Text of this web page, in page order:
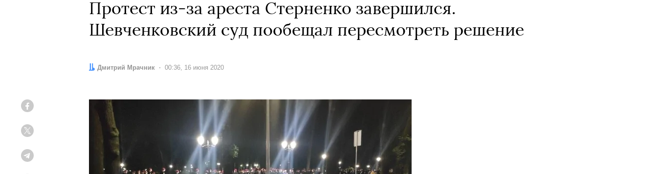
Протест из-за ареста Стерненко завершился.
Шевченковский суд пообещал пересмотреть решение
Автор:
Дмитрий Мрачник Дата:
00:36, 16 июня 2020